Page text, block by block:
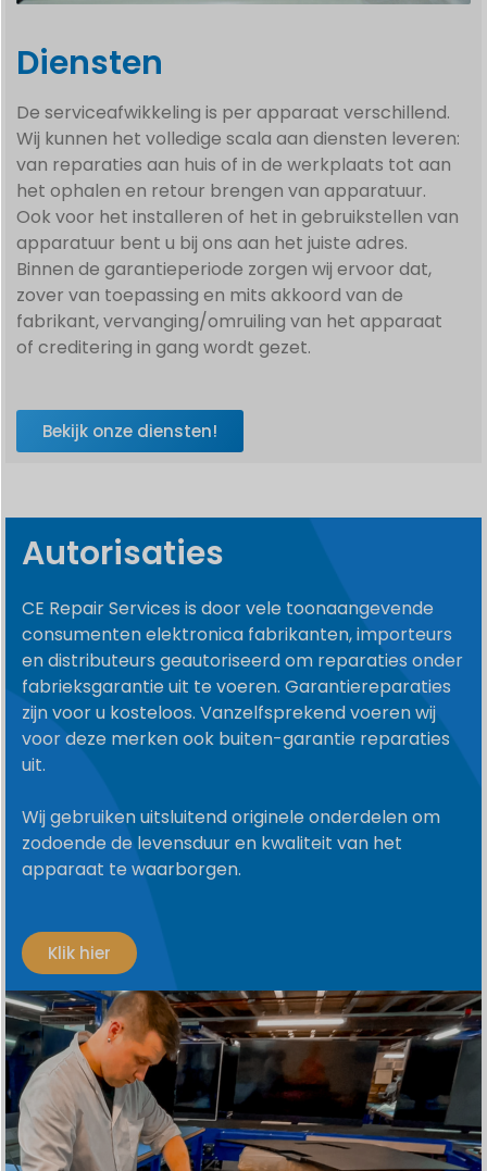
Diensten
De serviceafwikkeling is per apparaat verschillend.
Wij kunnen het volledige scala aan diensten leveren:
van reparaties aan huis of in de werkplaats tot aan
het ophalen en retour brengen van apparatuur.
Ook voor het installeren of het in gebruikstellen van
apparatuur bent u bij ons aan het juiste adres.
Binnen de garantieperiode zorgen wij ervoor dat,
zover van toepassing en mits akkoord van de
fabrikant, vervanging/omruiling van het apparaat
of creditering in gang wordt gezet.
Bekijk onze diensten!
Autorisaties
CE Repair Services is door vele toonaangevende
consumenten elektronica fabrikanten, importeurs
en distributeurs geautoriseerd om reparaties onder
fabrieksgarantie uit te voeren. Garantiereparaties
zijn voor u kosteloos. Vanzelfsprekend voeren wij
voor deze merken ook buiten-garantie reparaties
uit.
Wij gebruiken uitsluitend originele onderdelen om
zodoende de levensduur en kwaliteit van het
apparaat te waarborgen.
Klik hier